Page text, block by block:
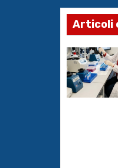
v
i
g
a
Articoli